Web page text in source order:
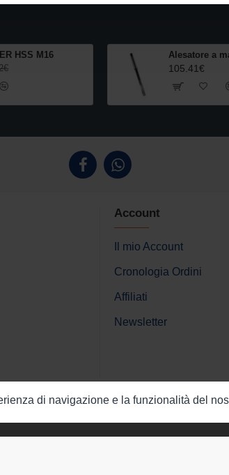
HSS M16
105.41€
Account
Il mio Account
Cronologia Ordini
Affiliati
Newsletter
di navigazione e la funzionalità del